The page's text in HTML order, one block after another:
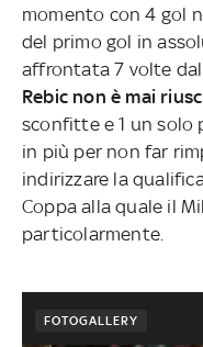
momento con 4 gol
del primo gol in
affrontata 7 volte
Rebic non è mai
sconfitte e 1 un
in più per non far
indirizzare la
Coppa alla quale il
particolarmente.
FOTOGALLERY